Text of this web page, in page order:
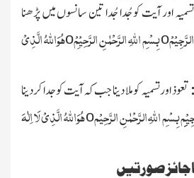
تسمیہ اور آیت کو جُدا جُدا تین سانسوں میں پڑھنا
oبِسْمِ اللّٰہِ الرَّحْمٰنِ الرَّحِیْمِْoہُوَاللّٰہُ الَّذِیْ
تعوذ اور تسمیہ کو ملا دینا جب کہ آیت کو جدا کردینا
بِسْمِ اللّٰہِ الرَّحْمٰنِ الرَّحِیْمoہُوَاللّٰہُ الَّذِیْ لَا اِلٰہَ
صورتیں